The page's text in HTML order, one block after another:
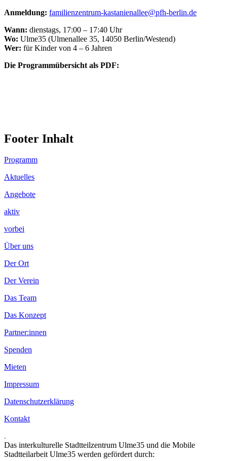
Anmeldung: familienzentrum-kastanienallee@pfh-berlin.de
Wann: dienstags, 17:00 – 17:40 Uhr
Wo: Ulme35 (Ulmenallee 35, 14050 Berlin/Westend)
Wer: für Kinder von 4 – 6 Jahren
Die Programmübersicht als PDF:
Footer Inhalt
Programm
Aktuelles
Angebote
aktiv
vorbei
Über uns
Der Ort
Der Verein
Das Team
Das Konzept
Partner:innen
Spenden
Mieten
Impressum
Datenschutzerklärung
Kontakt
.
Das interkulturelle Stadtteilzentrum Ulme35 und die Mobile
Stadtteilarbeit Ulme35 werden gefördert durch: